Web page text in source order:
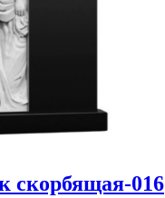
скорбящая-016